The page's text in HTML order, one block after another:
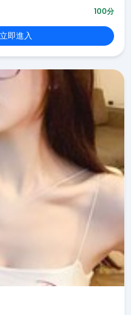
100分
立即進入